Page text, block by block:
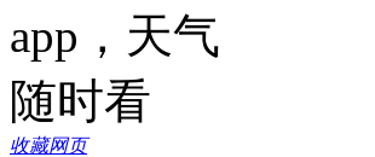
收藏网页